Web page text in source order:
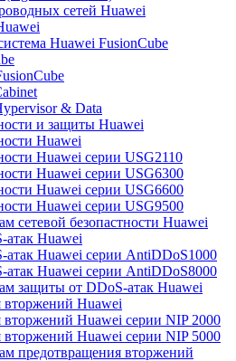
сетей Huawei
Huawei FusionCube
& Data
и защиты Huawei
Huawei
Huawei серии USG2110
Huawei серии USG6300
Huawei серии USG6600
Huawei серии USG9500
сетевой безопастности Huawei
Huawei
Huawei серии AntiDDoS1000
Huawei серии AntiDDoS8000
защиты от DDoS-атак Huawei
Huawei
Huawei серии NIP 2000
Huawei серии NIP 5000
предотвращения вторжений